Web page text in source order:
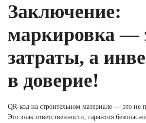
Заключение:
маркировка —
затраты, а
в доверие!
QR-код на строительном материале — это не
Это знак ответственности, гарантия